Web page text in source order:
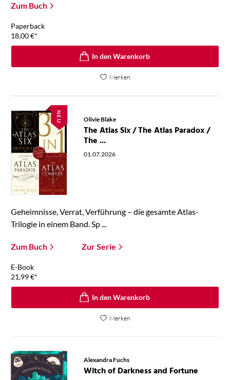
Zum Buch
Paperback
18,00€*
In den Warenkorb
Merken
NEU Olivie Blake
The Atlas Six / The Atlas Paradox /
The ...
01.07.2026
Geheimnisse, Verrat, Verführung – die gesamte Atlas-
Trilogie in einem Band. Sp ...
Zum Buch Zur Serie
E-Book
21,99€*
In den Warenkorb
Merken
Alexandra Fuchs
Witch of Darkness and Fortune